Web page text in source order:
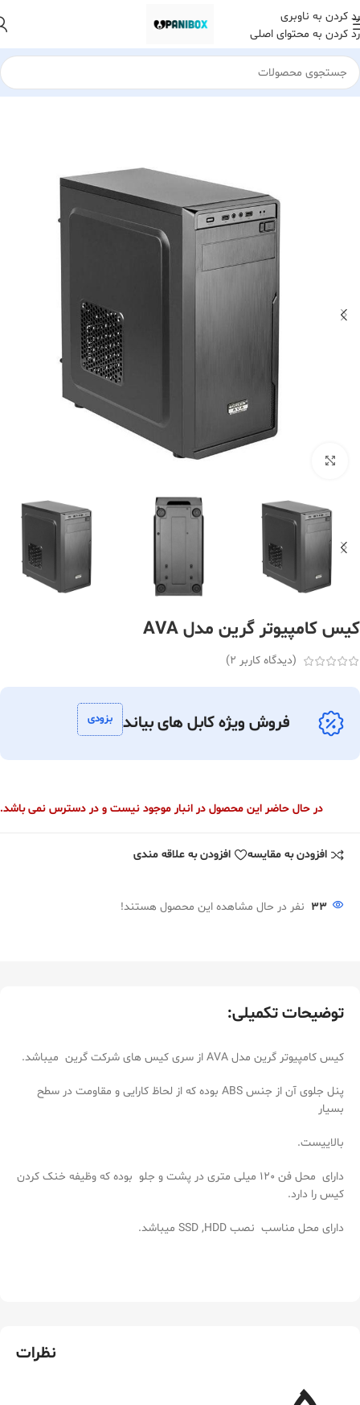
رد کردن به ناوبری
رد کردن به محتوای اصلی
خانه لوازم جانبی کامپیوتر کیس
کیس کامپیوتر گرین مدل AVA
(دیدگاه کاربر 2
)
فروش ویژه کابل های بیاند بزودی
در حال حاضر این محصول در انبار موجود نیست و در دسترس نمی باشد.
افزودن به مقایسه افزودن به علاقه مندی
33 نفر در حال مشاهده این محصول هستند!
توضیحات تکمیلی:
کیس کامپیوتر گرین مدل AVA از سری کیس های شرکت گرین میباشد.
پنل جلوی آن از جنس ABS بوده که از لحاظ کارایی و مقاومت در سطح
بسیار
بالاییست.
دارای محل فن 120 میلی متری در پشت و جلو بوده که وظیفه خنک کردن
کیس را دارد.
دارای محل مناسب نصب SSD ,HDD میباشد.
نظرات